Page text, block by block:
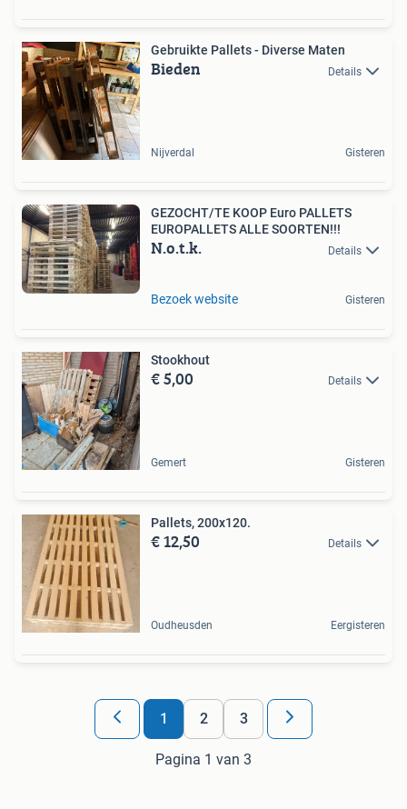
Gebruikte Pallets - Diverse Maten
Bieden Details
Nijverdal Gisteren
GEZOCHT/TE KOOP Euro PALLETS
EUROPALLETS ALLE SOORTEN!!!
N.o.t.k. Details
Bezoek website Gisteren
Stookhout
€ 5,00 Details
Gemert Gisteren
Pallets, 200x120.
€ 12,50 Details
Oudheusden Eergisteren
1 2 3
Pagina 1 van 3